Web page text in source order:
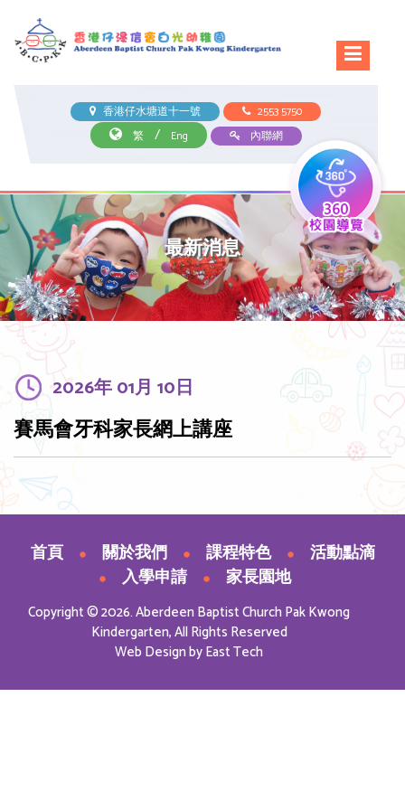
香港仔水塘道十一號
2553 5750
繁
/ Eng 內聯網
最新消息
2026年 01月 10日
賽馬會牙科家長網上講座
首頁 關於我們 課程特色
活動點滴
入學申請
家長園地
Copyright © 2026. Aberdeen Baptist Church Pak Kwong
Kindergarten, All Rights Reserved
Web DesignbyEast Tech